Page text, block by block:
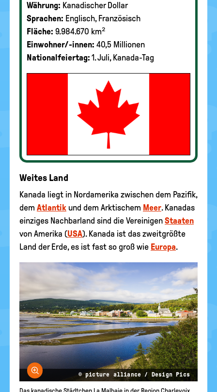
Währung: Kanadischer Dollar
Sprachen: Englisch, Französisch
Fläche: 9.984.670 km²
Einwohner/-innen: 40,5 Millionen
Nationalfeiertag: 1. Juli, Kanada-Tag
Weites Land
Kanada liegt in Nordamerika zwischen dem Pazifik,
dem Atlantik und dem Arktischem Meer. Kanadas
einziges Nachbarland sind die Vereinigen Staaten
von Amerika (USA). Kanada ist das zweitgrößte
Land der Erde, es ist fast so groß wie Europa.
Bild vergrößern
© picture alliance / Design Pics